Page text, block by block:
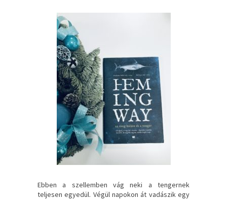
Ebben a szellemben vág neki a tengernek
teljesen egyedül. Végül napokon át vadászik egy